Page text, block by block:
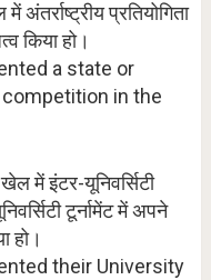
अंतर्राष्ट्रीय प्रतियोगिता
किया हो।
a state or
in the
में इंटर-यूनिवर्सिटी
टूर्नामेंट में अपने
हो।
their University